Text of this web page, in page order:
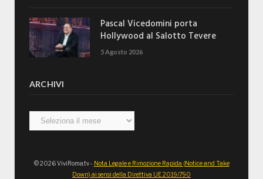
Pascal Vicedomini porta
Hollywood al Salotto Tevere
5 Agosto 2026
ARCHIVI
Archivi
© 2026 ViviRoma.tv - Nota Legale e Rimozione Rapida (Notice and Take
Down) ai sensi della Direttiva UE 2019/790